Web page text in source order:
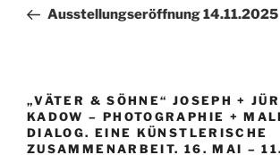
Beitrag
Ausstellungseröffnung 14.11.2025
„VÄTER & SÖHNE“ JOSEPH +
KADOW – PHOTOGRAPHIE +
DIALOG. EINE KÜNSTLERISCHE
ZUSAMMENARBEIT. 16. MAI –